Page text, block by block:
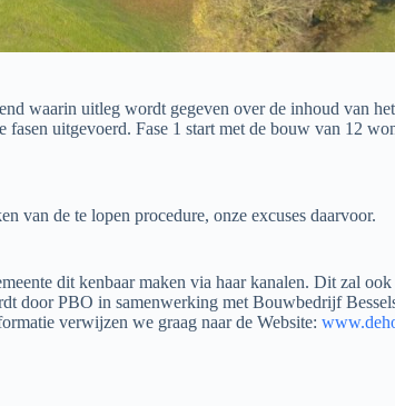
waarin uitleg wordt gegeven over de inhoud van
uitgevoerd. Fase 1 start met de bouw van 12
van de te lopen procedure, onze excuses daarvoor.
dit kenbaar maken via haar kanalen. Dit zal
door PBO in samenwerking met Bouwbedrijf
verwijzen we graag naar de Website: